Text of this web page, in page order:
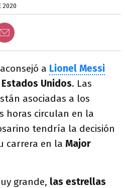
2020
aconsejó a Lionel Messi
Estados Unidos. Las
asociadas a los
horas circulan en la
tendría la decisión
carrera en la Major
grande, las estrellas